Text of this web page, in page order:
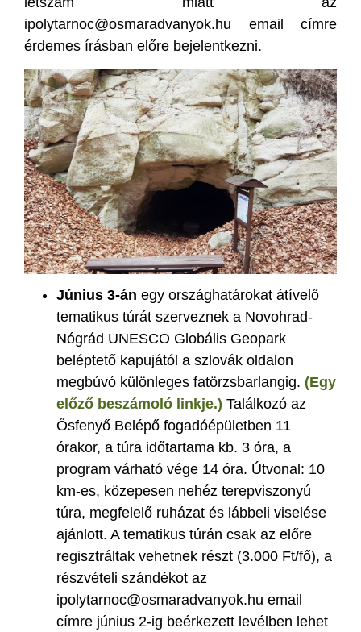
ipolytarnoc@osmaradvanyok.hu email címre
érdemes írásban előre bejelentkezni.
Június 3-án egy országhatárokat átívelő
tematikus túrát szerveznek a Novohrad-
Nógrád UNESCO Globális Geopark
beléptető kapujától a szlovák oldalon
megbúvó különleges fatörzsbarlangig. (Egy
előző beszámoló linkje.) Találkozó az
Ősfenyő Belépő fogadóépületben 11
órakor, a túra időtartama kb. 3 óra, a
program várható vége 14 óra. Útvonal: 10
km-es, közepesen nehéz terepviszonyú
túra, megfelelő ruházat és lábbeli viselése
ajánlott. A tematikus túrán csak az előre
regisztráltak vehetnek részt (3.000 Ft/fő), a
részvételi szándékot az
ipolytarnoc@osmaradvanyok.hu email
címre június 2-ig beérkezett levélben lehet